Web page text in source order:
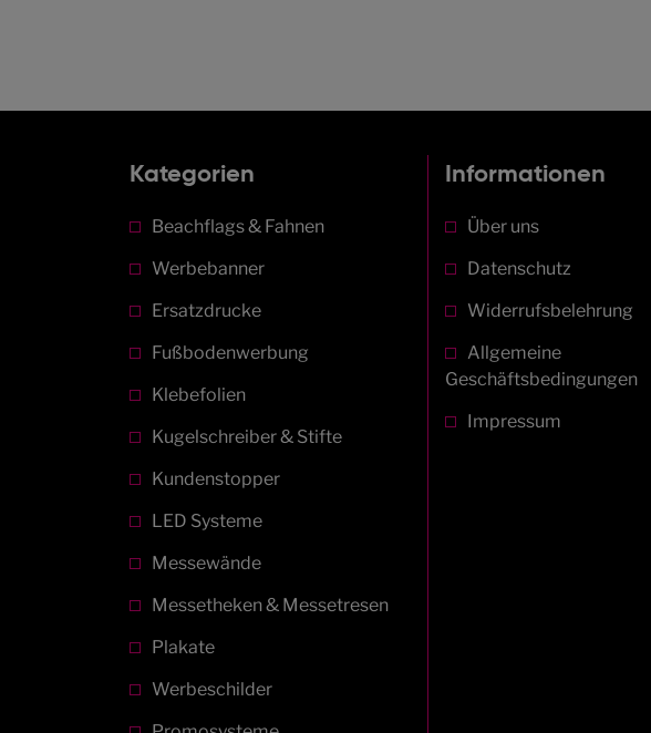
Kategorien
Beachflags & Fahnen
Werbebanner
Ersatzdrucke
Fußbodenwerbung
Klebefolien
Kugelschreiber & Stifte
Kundenstopper
LED Systeme
Messewände
Messetheken & Messetresen
Plakate
Werbeschilder
Informationen
Über uns
Datenschutz
Widerrufsbelehrung
Allgemeine
Geschäftsbedingungen
Impressum